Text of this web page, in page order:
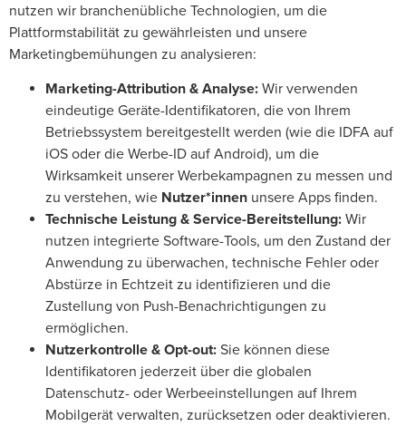
nutzen wir branchenübliche Technologien, um die
Plattformstabilität zu gewährleisten und unsere
Marketingbemühungen zu analysieren:
Marketing-Attribution & Analyse: Wir verwenden
eindeutige Geräte-Identifikatoren, die von Ihrem
Betriebssystem bereitgestellt werden (wie die IDFA auf
iOS oder die Werbe-ID auf Android), um die
Wirksamkeit unserer Werbekampagnen zu messen und
zu verstehen, wie Nutzer*innen unsere Apps finden.
Technische Leistung & Service-Bereitstellung: Wir
nutzen integrierte Software-Tools, um den Zustand der
Anwendung zu überwachen, technische Fehler oder
Abstürze in Echtzeit zu identifizieren und die
Zustellung von Push-Benachrichtigungen zu
ermöglichen.
Nutzerkontrolle & Opt-out: Sie können diese
Identifikatoren jederzeit über die globalen
Datenschutz- oder Werbeeinstellungen auf Ihrem
Mobilgerät verwalten, zurücksetzen oder deaktivieren.